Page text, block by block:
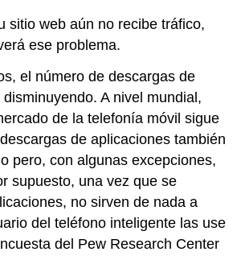
sitio web aún no recibe tráfico,
ese problema.
el número de descargas de
A nivel mundial,
de la telefonía móvil sigue
de aplicaciones también
pero, con algunas excepciones,
supuesto, una vez que se
no sirven de nada a
del teléfono inteligente las use
del Pew Research Center